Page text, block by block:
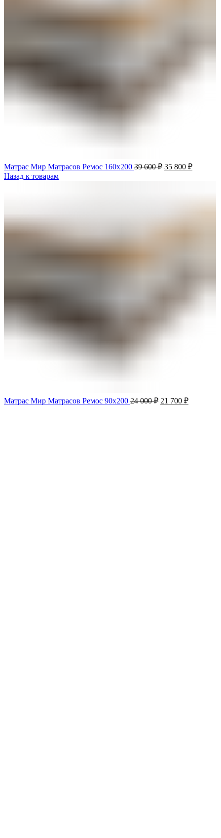
Матрас Мир Матрасов Ремос 160х200 39 600₽ 35 800 ₽
Назад к товарам
Матрас Мир Матрасов Ремос 90х200 24 000₽ 21 700 ₽